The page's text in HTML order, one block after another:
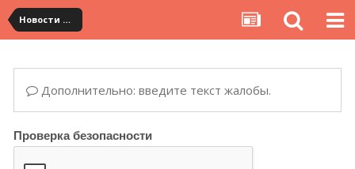
Новости сервиса
Дополнительно: введите текст жалобы.
Проверка безопасности